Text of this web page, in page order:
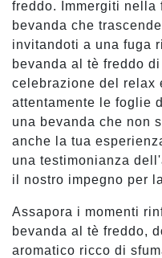
freddo. Immergiti nella
bevanda che
invitandoti a una fuga
bevanda al tè freddo
celebrazione del relax
attentamente le foglie
una bevanda che non
anche la tua
una testimonianza
il nostro impegno per
Assapora i momenti
bevanda al tè freddo,
aromatico ricco di